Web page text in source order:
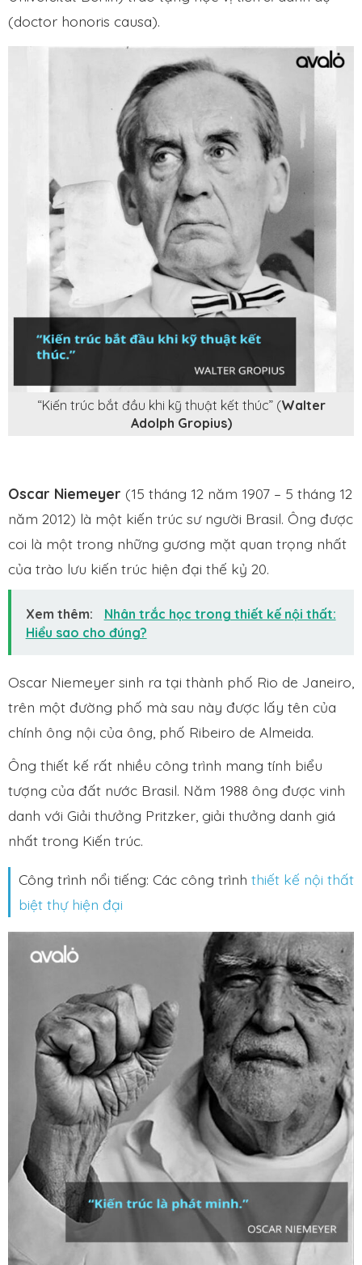
(doctor honoris causa).
“Kiến trúc bắt đầu khi kỹ thuật kết thúc” (Walter
Adolph Gropius)
Oscar Niemeyer (15 tháng 12 năm 1907 – 5 tháng 12
năm 2012) là một kiến trúc sư người Brasil. Ông được
coi là một trong những gương mặt quan trọng nhất
của trào lưu kiến trúc hiện đại thế kỷ 20.
Xem thêm:
Nhân trắc học trong thiết kế nội thất:
Hiểu sao cho đúng?
Oscar Niemeyer sinh ra tại thành phố Rio de Janeiro,
trên một đường phố mà sau này được lấy tên của
chính ông nội của ông, phố Ribeiro de Almeida.
Ông thiết kế rất nhiều công trình mang tính biểu
tượng của đất nước Brasil. Năm 1988 ông được vinh
danh với Giải thưởng Pritzker, giải thưởng danh giá
nhất trong Kiến trúc.
Công trình nổi tiếng: Các công trình thiết kế nội thất
biệt thự hiện đại